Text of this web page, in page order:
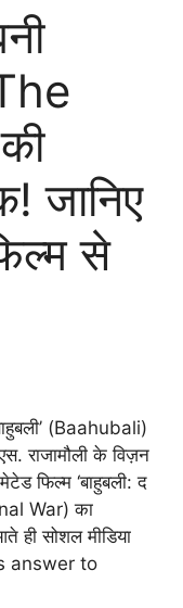
जानिए
से
(Baahubali)
राजामौली के विज़न
फिल्म ‘बाहुबली: द
War) का
ही सोशल मीडिया
answer to